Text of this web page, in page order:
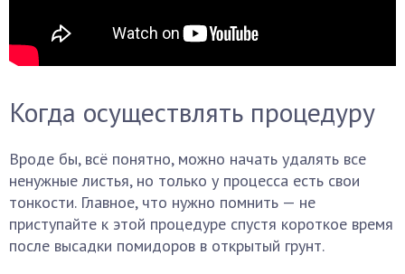
Когда осуществлять процедуру
Вроде бы, всё понятно, можно начать удалять все
ненужные листья, но только у процесса есть свои
тонкости. Главное, что нужно помнить — не
приступайте к этой процедуре спустя короткое время
после высадки помидоров в открытый грунт.